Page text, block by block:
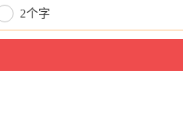
2个字